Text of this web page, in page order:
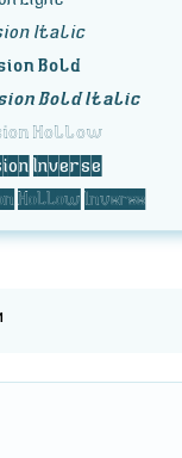
Italic
Bold
Bold Italic
Hollow
Inverse
Hollow Inverse